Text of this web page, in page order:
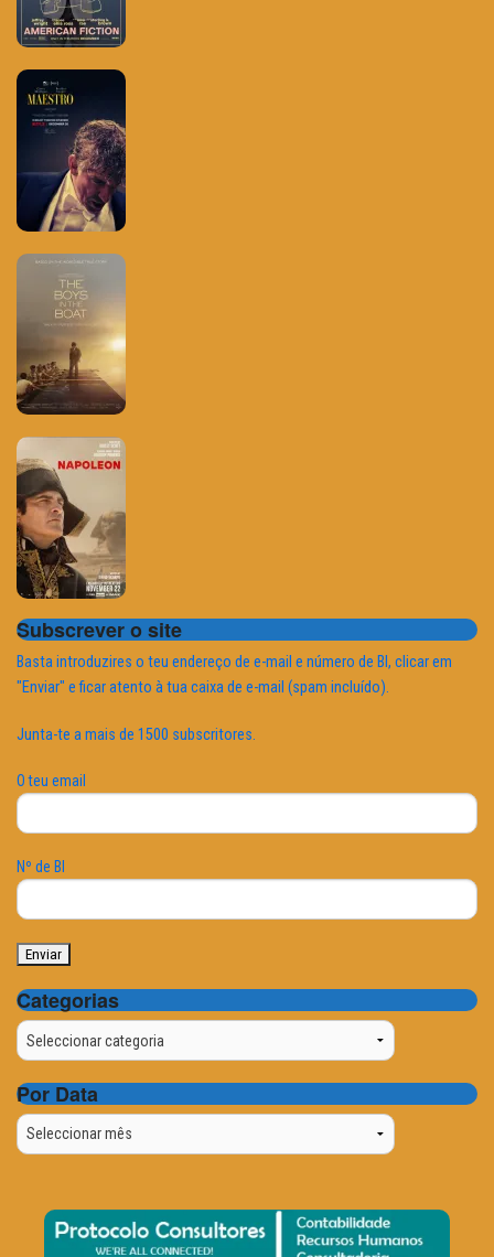
Subscrever o site
Basta introduzires o teu endereço de e-mail e número de BI, clicar em
"Enviar" e ficar atento à tua caixa de e-mail (spam incluído).
Junta-te a mais de 1500 subscritores.
O teu email
Nº de BI
Categorias
Categorias
Por Data
Por
Data